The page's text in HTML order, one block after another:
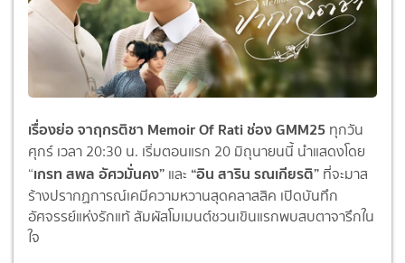
เรื่องย่อ จาฤกรติชา Memoir Of Rati ช่อง GMM25 ทุกวัน
ศุกร์ เวลา 20:30 น. เริ่มตอนแรก 20 มิถุนายนนี้ นำแสดงโดย
“เกรท สพล อัศวมั่นคง” และ “อิน สาริน รณเกียรติ” ที่จะมาส
ร้างปรากฏการณ์เคมีความหวานสุดคลาสสิค เปิดบันทึก
อัศจรรย์แห่งรักแท้ สัมผัสโมเมนต์ชวนเขินแรกพบสบตาจารึกใน
ใจ